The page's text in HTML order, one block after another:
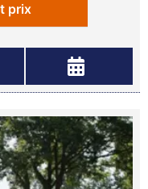
prix